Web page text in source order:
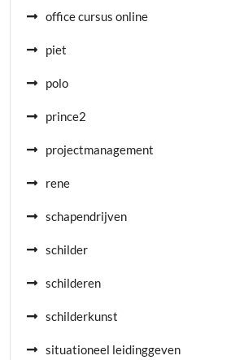
office cursus online
piet
polo
prince2
projectmanagement
rene
schapendrijven
schilder
schilderen
schilderkunst
situationeel leidinggeven